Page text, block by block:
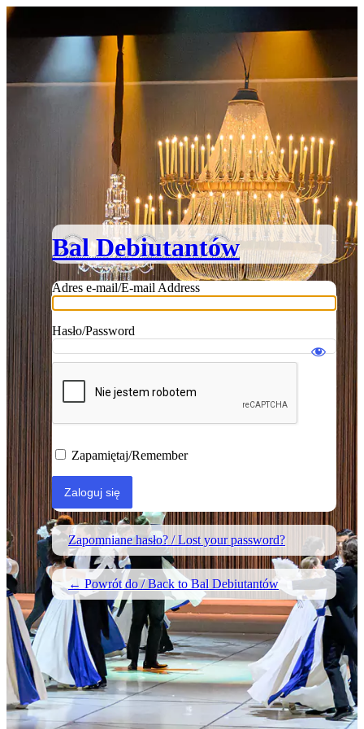
Zaloguj się
Bal Debiutantów
Adres e-mail/E-mail Address
Hasło/Password
Zapamiętaj/Remember
Zapomniane hasło? / Lost your password?
← Powrót do / Back to Bal Debiutantów